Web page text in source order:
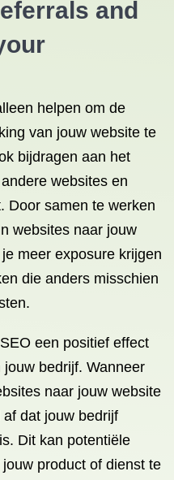
and
helpen om de
van jouw website te
bijdragen aan het
websites en
Door samen te werken
websites naar jouw
meer exposure krijgen
die anders misschien
een positief effect
bedrijf. Wanneer
naar jouw website
af dat jouw bedrijf
Dit kan potentiële
product of dienst te